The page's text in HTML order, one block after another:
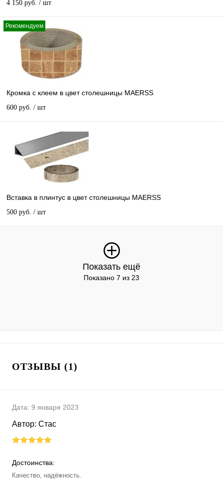
4 150 руб. / шт
Рекомендуем
Кромка с клеем в цвет столешницы MAERSS
600 руб. / шт
Вставка в плинтус в цвет столешницы MAERSS
500 руб. / шт
Показать ещё
Показано 7 из 23
ОТЗЫВЫ (1)
Дата: 9 января 2023
Автор: Стас
Достоинства:
Качество, надёжность.